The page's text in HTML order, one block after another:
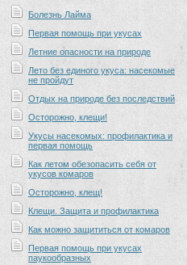
Болезнь Лайма
Первая помощь при укусах
Летние опасности на природе
Лето без единого укуса: насекомые
не пройдут
Отдых на природе без последствий
Осторожно, клещи!
Укусы насекомых: профилактика и
первая помощь
Как летом обезопасить себя от
укусов комаров
Осторожно, клещ!
Клещи. Защита и профилактика
Как можно защититься от комаров
Первая помощь при укусах
паукообразных